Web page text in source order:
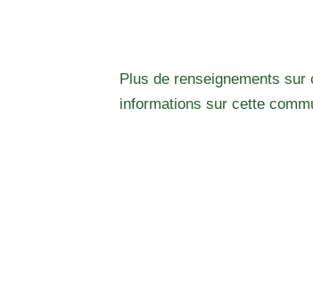
Plus de renseignements sur
informations sur cette